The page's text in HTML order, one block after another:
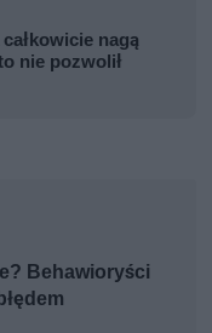
całkowicie nagą
nie pozwolił
Behawioryści